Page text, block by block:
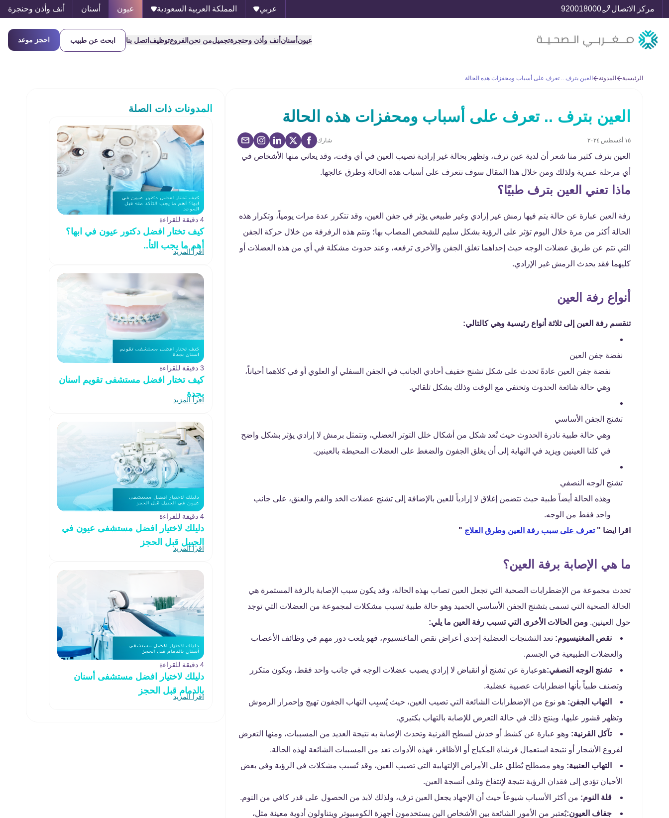
مركز الاتصال 920018000 عربي المملكة العربية السعودية عيون أسنان أنف وأذن وحنجرة
عيون أسنان أنف وأذن وحنجرةتجميلمن نحن الفروعتوظيف اتصل بنا ابحث عن طبيب احجز موعد
الرئيسية المدونة العين بترف .. تعرف على أسباب ومحفزات هذه الحالة
العين بترف .. تعرف على أسباب ومحفزات هذه الحالة
١٥ أغسطس ٢٠٢٤ شارك
العين بترف كثير منا شعر أن لدية عين ترف، وتظهر بحالة غير إرادية تصيب العين في أي وقت، وقد يعاني منها الأشخاص في
أي مرحلة عمرية ولذلك ومن خلال هذا المقال سوف نتعرف على أسباب هذه الحالة وطرق عالجها.
ماذا تعني العين بترف طبيًا؟
رفة العين عبارة عن حالة يتم فيها رمش غير إرادي وغير طبيعي يؤثر في جفن العين، وقد تتكرر عدة مرات يومياً، وتكرار هذه
الحالة أكثر من مرة خلال اليوم تؤثر على الرؤية بشكل سليم للشخص المصاب بها؛ وتتم هذه الرفرفة من خلال حركة الجفن
التي تتم عن طريق عضلات الوجه حيث إحداهما تغلق الجفن والأخرى ترفعه، وعند حدوث مشكلة في أي من هذه العضلات أو
كليهما فقد يحدث الرمش غير الإرادي.
أنواع رفة العين
تنقسم رفة العين إلى ثلاثة أنواع رئيسية وهي كالتالي:
نفضة جفن العين
نفضة جفن العين عادةً تحدث على شكل تشنج خفيف أحادي الجانب في الجفن السفلي أو العلوي أو في كلاهما أحياناً،
وهي حالة شائعة الحدوث وتختفي مع الوقت وذلك بشكل تلقائي.
تشنج الجفن الأساسي
وهي حالة طبية نادرة الحدوث حيث تٌعد شكل من أشكال خلل التوتر العضلي، وتتمثل برمش لا إرادي يؤثر بشكل واضح
في كلتا العينين ويزيد في النهاية إلى أن يغلق الجفون والضغط على العضلات المحيطة بالعينين.
تشنج الوجه النصفي
وهذه الحالة أيضاً طبية حيث تتضمن إغلاق لا إرادياً للعين بالإضافة إلى تشنج عضلات الخد والفم والعنق، على جانب
واحد فقط من الوجه.
اقرا ايضا "تعرف على سبب رفة العين وطرق العلاج "
ما هي الإصابة برفة العين؟
تحدث مجموعة من الإضطرابات الصحية التي تجعل العين تصاب بهذه الحالة، وقد يكون سبب الإصابة بالرفة المستمرة هي
الحالة الصحية التي تسمى بتشنج الجفن الأساسي الحميد وهو حالة طبية تسبب مشكلات لمجموعة من العضلات التي توجد
حول العينين. ومن الحالات الأخرى التي تسبب رفة العين ما يلي:
نقص المغنيسيوم: تعد التشنجات العضلية إحدى أعراض نقص الماغنسيوم، فهو يلعب دور مهم في وظائف الأعصاب
والعضلات الطبيعية في الجسم.
تشنج الوجه النصفي:هوعبارة عن تشنج أو انقباض لا إرادي يصيب عضلات الوجه في جانب واحد فقط، ويكون متكرر
وتصنف طبياً بأنها اضطرابات عصبية عضلية.
التهاب الجفن: هو نوع من الإضطرابات الشائعة التي تصيب العين، حيث يُسبِب التهاب الجفون تهيج وإحمرار الرموش
وتظهر قشور عليها، وينتج ذلك في حالة التعرض للإصابة بالتهاب بكتيري.
تآكل القرنية: وهو عبارة عن كشط أو خدش لسطح القرنية وتحدث الإصابة به نتيجة العديد من المسببات، ومنها التعرض
لفروع الأشجار أو نتيجة استعمال فرشاة المكياج أو الأظافر، فهذه الأدوات تعد من المسببات الشائعة لهذه الحالة.
التهاب العنبية: وهو مصطلح يٌطلق على الأمراض الإلتهابية التي تصيب العين، وقد تٌسبب مشكلات في الرؤية وفي بعض
الأحيان تؤدي إلى فقدان الرؤية نتيجة لإنتفاخ وتلف أنسجة العين.
قلة النوم: من أكثر الأسباب شيوعاً حيث أن الإجهاد يجعل العين ترف، ولذلك لابد من الحصول على قدر كافي من النوم.
جفاف العيون:يٌعتبر من الأمور الشائعة بين الأشخاص الين يستخدمون أجهزة الكومبيوتر ويتناولون أدوية معينة مثل،
المدونات ذات الصلة
4 دقيقة للقراءة
كيف تختار افضل دكتور عيون في ابها؟
أهم ما يجب التأ..
اقرأ المزيد
3 دقيقة للقراءة
كيف تختار افضل مستشفى تقويم اسنان
بجدة
اقرأ المزيد
4 دقيقة للقراءة
دليلك لاختيار افضل مستشفى عيون في
الجبيل قبل الحجز
اقرأ المزيد
4 دقيقة للقراءة
دليلك لاختيار افضل مستشفى أسنان
بالدمام قبل الحجز
اقرأ المزيد